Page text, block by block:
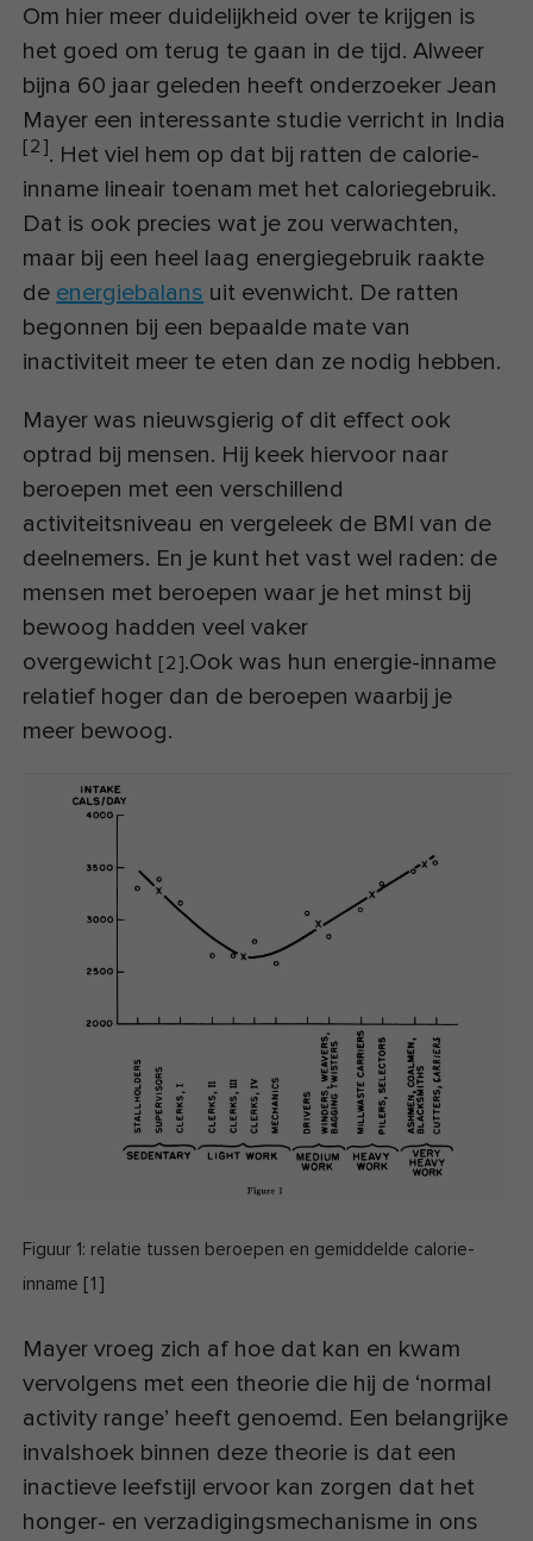
Om hier meer duidelijkheid over te krijgen is
het goed om terug te gaan in de tijd. Alweer
bijna 60 jaar geleden heeft onderzoeker Jean
Mayer een interessante studie verricht in India
[2]. Het viel hem op dat bij ratten de calorie-
inname lineair toenam met het caloriegebruik.
Dat is ook precies wat je zou verwachten,
maar bij een heel laag energiegebruik raakte
de energiebalans uit evenwicht. De ratten
begonnen bij een bepaalde mate van
inactiviteit meer te eten dan ze nodig hebben.
Mayer was nieuwsgierig of dit effect ook
optrad bij mensen. Hij keek hiervoor naar
beroepen met een verschillend
activiteitsniveau en vergeleek de BMI van de
deelnemers. En je kunt het vast wel raden: de
mensen met beroepen waar je het minst bij
bewoog hadden veel vaker
overgewicht [2].Ook was hun energie-inname
relatief hoger dan de beroepen waarbij je
meer bewoog.
Figuur 1: relatie tussen beroepen en gemiddelde calorie-
inname [1]
Mayer vroeg zich af hoe dat kan en kwam
vervolgens met een theorie die hij de ‘normal
activity range’ heeft genoemd. Een belangrijke
invalshoek binnen deze theorie is dat een
inactieve leefstijl ervoor kan zorgen dat het
honger- en verzadigingsmechanisme in ons